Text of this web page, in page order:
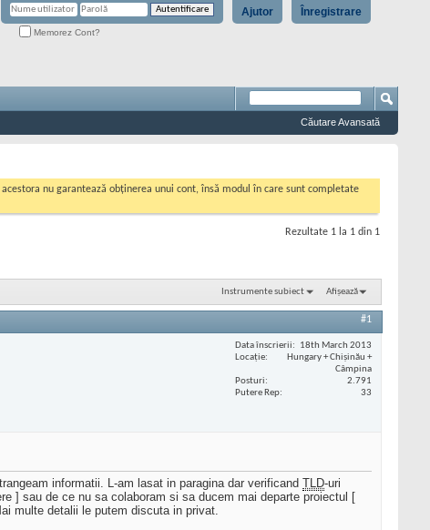
Înregistrare
Ajutor
Memorez Cont?
Căutare Avansată
nu garantează obținerea unui cont, însă modul în care sunt completate
Rezultate 1 la 1 din 1
Instrumente subiect Afișează
#1
Data înscrierii
18th March 2013
Locaţie
Hungary + Chișinău +
Câmpina
Posturi
2.791
Putere Rep
33
informatii. L-am lasat in paragina dar verificand TLD-uri
] sau de ce nu sa colaboram si sa ducem mai departe proiectul [
multe detalii le putem discuta in privat.